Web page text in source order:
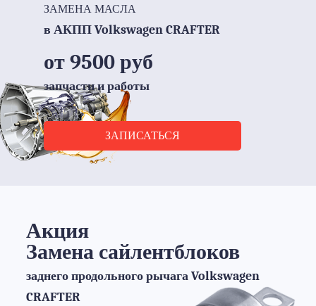
ЗАМЕНА МАСЛА
в АКПП Volkswagen CRAFTER
от 9500 руб
запчасти и работы
ЗАПИСАТЬСЯ
Акция
Замена сайлентблоков
заднего продольного рычага Volkswagen
CRAFTER